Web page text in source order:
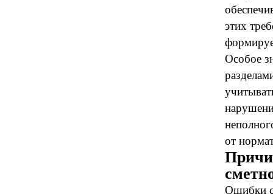
этих
Особое
от
Ошибки